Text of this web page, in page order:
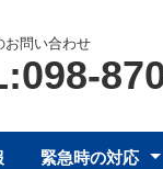
お問い合わせ
緊急時の対応